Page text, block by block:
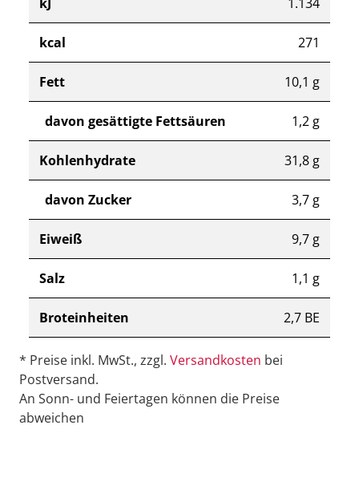
kJ 1.134
kcal 271
Fett 10,1 g
davon gesättigte Fettsäuren 1,2 g
Kohlenhydrate 31,8 g
davon Zucker 3,7 g
Eiweiß 9,7 g
Salz 1,1 g
Broteinheiten 2,7 BE
* Preise inkl. MwSt., zzgl. Versandkosten bei
Postversand.
An Sonn- und Feiertagen können die Preise
abweichen